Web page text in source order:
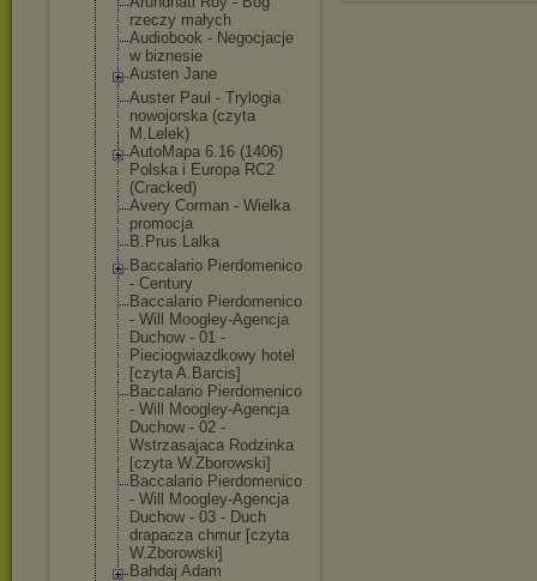
rzeczy małych
Audiobook - Negocjacje
w biznesie
Austen Jane
Auster Paul - Trylogia
nowojorska (czyta
M.Lelek)
AutoMapa 6.16 (1406)
Polska i Europa RC2
(Cracked)
Avery Corman - Wielka
promocja
B.Prus Lalka
Baccalario Pierdomenico
- Century
Baccalario Pierdomenico
- Will Moogley-Agencja
Duchow - 01 -
Pieciogwiazdkowy hotel
[czyta A.Barcis]
Baccalario Pierdomenico
- Will Moogley-Agencja
Duchow - 02 -
Wstrzasajaca Rodzinka
[czyta W.Zborowski]
Baccalario Pierdomenico
- Will Moogley-Agencja
Duchow - 03 - Duch
drapacza chmur [czyta
W.Zborowski]
Bahdaj Adam